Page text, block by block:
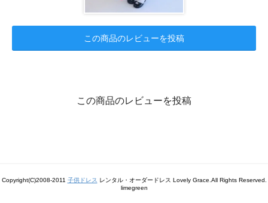
この商品のレビューを投稿
この商品のレビューを投稿
Copyright(C)2008-2011 子供ドレス レンタル・オーダードレス Lovely Grace.All Rights Reserved.
limegreen